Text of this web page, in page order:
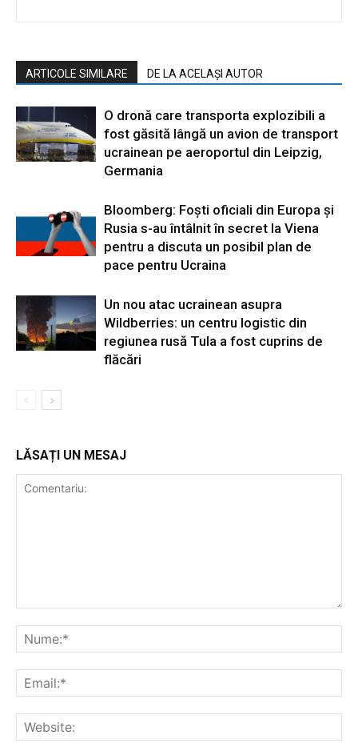
ARTICOLE SIMILARE DE LA ACELAȘI AUTOR
O dronă care transporta explozibili a
fost găsită lângă un avion de transport
ucrainean pe aeroportul din Leipzig,
Germania
Bloomberg: Foști oficiali din Europa și
Rusia s-au întâlnit în secret la Viena
pentru a discuta un posibil plan de
pace pentru Ucraina
Un nou atac ucrainean asupra
Wildberries: un centru logistic din
regiunea rusă Tula a fost cuprins de
flăcări
LĂSAȚI UN MESAJ